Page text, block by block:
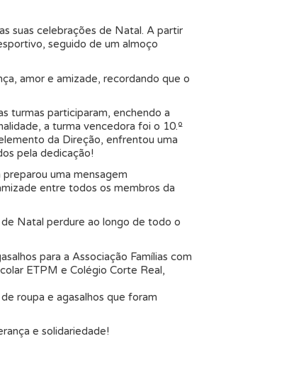
suas celebrações de Natal. A partir
seguido de um almoço
amor e amizade, recordando que o
turmas participaram, enchendo a
a turma vencedora foi o 10.º
da Direção, enfrentou uma
pela dedicação!
uma mensagem
entre todos os membros da
Natal perdure ao longo de todo o
para a Associação Famílias com
ETPM e Colégio Corte Real,
roupa e agasalhos que foram
e solidariedade!